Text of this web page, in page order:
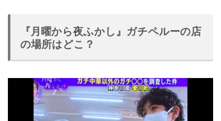
『月曜から夜ふかし』ガチペルーの店
の場所はどこ？